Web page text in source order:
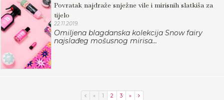
Povratak najdraže snježne vile i mirisnih slatkiša za
tijelo
22.11.2019.
Omiljena blagdanska kolekcija Snow fairy
najslađeg mošusnog mirisa...
« 1 2 3 »